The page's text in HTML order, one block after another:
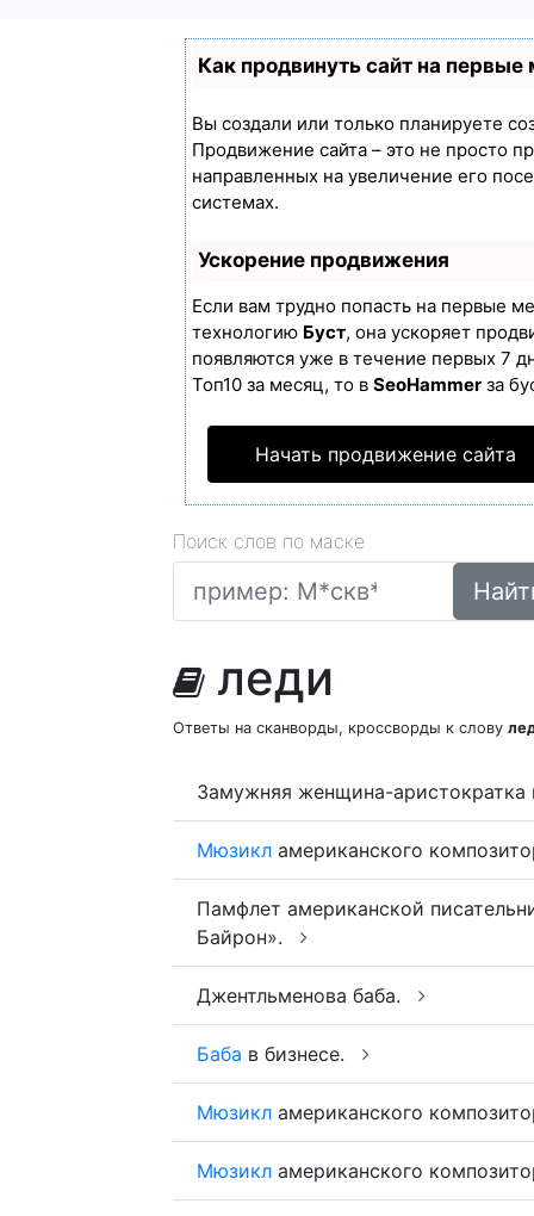
Как продвинуть сайт на первые
Вы создали или только планируете
Продвижение сайта – это не просто
направленных на увеличение его
системах.
Ускорение продвижения
Если вам трудно попасть на первые
технологию Буст, она ускоряет
появляются уже в течение первых 7
Топ10 за месяц, то в SeoHammer за
Начать продвижение сайта
Поиск слов по маске
леди
Ответы на сканворды, кроссворды к слову
Замужняя женщина-аристократка
Мюзикл американского
Памфлет американской
Байрон».
Джентльменова баба.
Баба в бизнесе.
Мюзикл американского
Мюзикл американского